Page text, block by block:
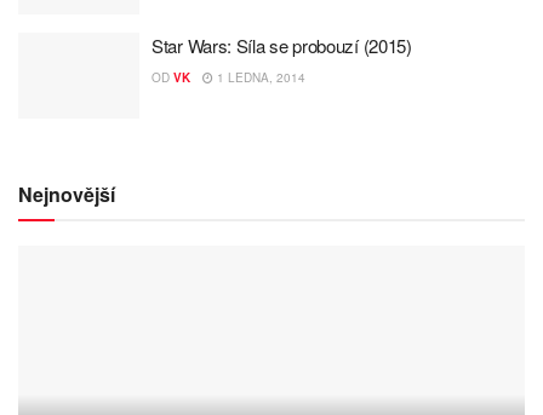
Star Wars: Síla se probouzí (2015)
OD VK 1 LEDNA, 2014
Nejnovější